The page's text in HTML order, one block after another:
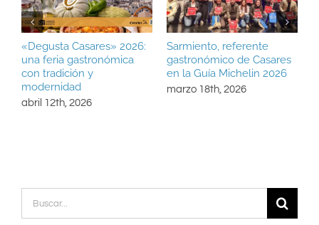
«Degusta Casares» 2026:
una feria gastronómica
con tradición y
modernidad
abril 12th, 2026
Sarmiento, referente
gastronómico de Casares
en la Guía Michelin 2026
marzo 18th, 2026
Buscar: